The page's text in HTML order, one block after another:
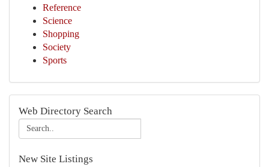
Reference
Science
Shopping
Society
Sports
Web Directory Search
New Site Listings